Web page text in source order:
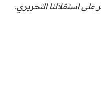
استقلالنا التحريري.